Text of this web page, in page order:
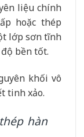
liệu chính
hoặc thép
lớp sơn tĩnh
bền tốt.
khối vô
tinh xảo.
hàn